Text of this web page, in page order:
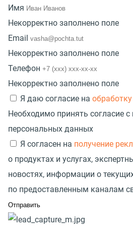
Имя
Некорректно заполнено поле
Email
Некорректно заполнено поле
Телефон
Некорректно заполнено поле
Я даю согласие на
Необходимо принять согласие
персональных данных
Я согласен на получение
о продуктах и услугах,
новостях, информации о
по предоставленным каналам